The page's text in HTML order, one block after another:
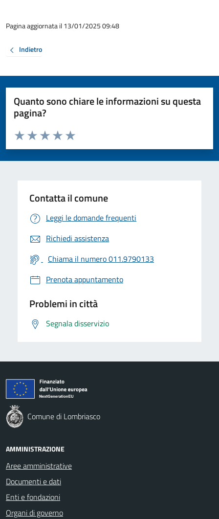
Pagina aggiornata il 13/01/2025 09:48
Indietro
Quanto sono chiare le informazioni su questa
pagina?
Valuta da 1 a 5 stelle la pagina
Valuta 5 stelle su 5
Valuta 4 stelle su 5
Valuta 3 stelle su 5
Valuta 2 stelle su 5
Valuta 1 stelle su 5
Contatta il comune
Leggi le domande frequenti
Richiedi assistenza
Chiama il numero 011.9790133
Prenota appuntamento
Problemi in città
Segnala disservizio
Comune di Lombriasco
AMMINISTRAZIONE
Aree amministrative
Documenti e dati
Enti e fondazioni
Organi di governo